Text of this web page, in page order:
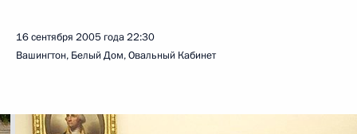
16 сентября 2005 года22:30
Вашингтон, Белый Дом, Овальный Кабинет